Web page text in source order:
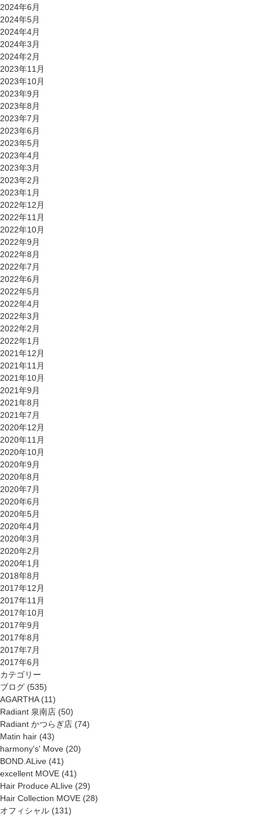
2024年6月
2024年5月
2024年4月
2024年3月
2024年2月
2023年11月
2023年10月
2023年9月
2023年8月
2023年7月
2023年6月
2023年5月
2023年4月
2023年3月
2023年2月
2023年1月
2022年12月
2022年11月
2022年10月
2022年9月
2022年8月
2022年7月
2022年6月
2022年5月
2022年4月
2022年3月
2022年2月
2022年1月
2021年12月
2021年11月
2021年10月
2021年9月
2021年8月
2021年7月
2020年12月
2020年11月
2020年10月
2020年9月
2020年8月
2020年7月
2020年6月
2020年5月
2020年4月
2020年3月
2020年2月
2020年1月
2018年8月
2017年12月
2017年11月
2017年10月
2017年9月
2017年8月
2017年7月
2017年6月
カテゴリー
ブログ (535)
AGARTHA(11)
Radiant 泉南店 (50)
Radiant かつらぎ店 (74)
Matin hair (43)
harmony's' Move (20)
BOND.ALive (41)
excellent MOVE (41)
Hair Produce ALlive (29)
Hair Collection MOVE (28)
オフィシャル (131)